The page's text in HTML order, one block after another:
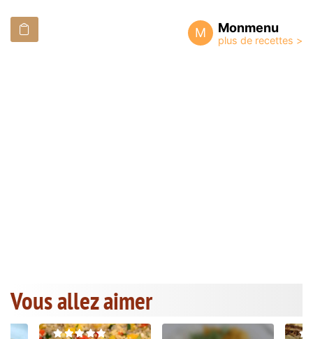
M Monmenu
Vous allez aimer